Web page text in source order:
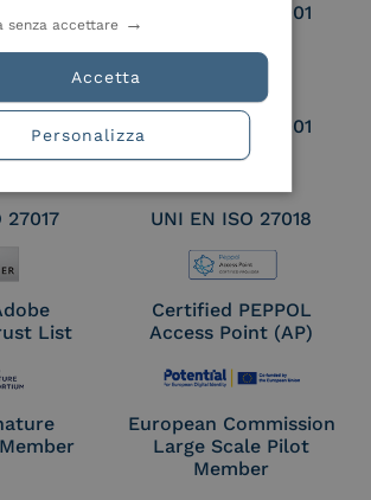
UNI EN ISO 37001
9001 UNI EN ISO 27001
27017 UNI EN ISO 27018
List
Certified PEPPOL
Access Point (AP)
European Commission
Large Scale Pilot
Member
Accetta
senza accettare
Personalizza